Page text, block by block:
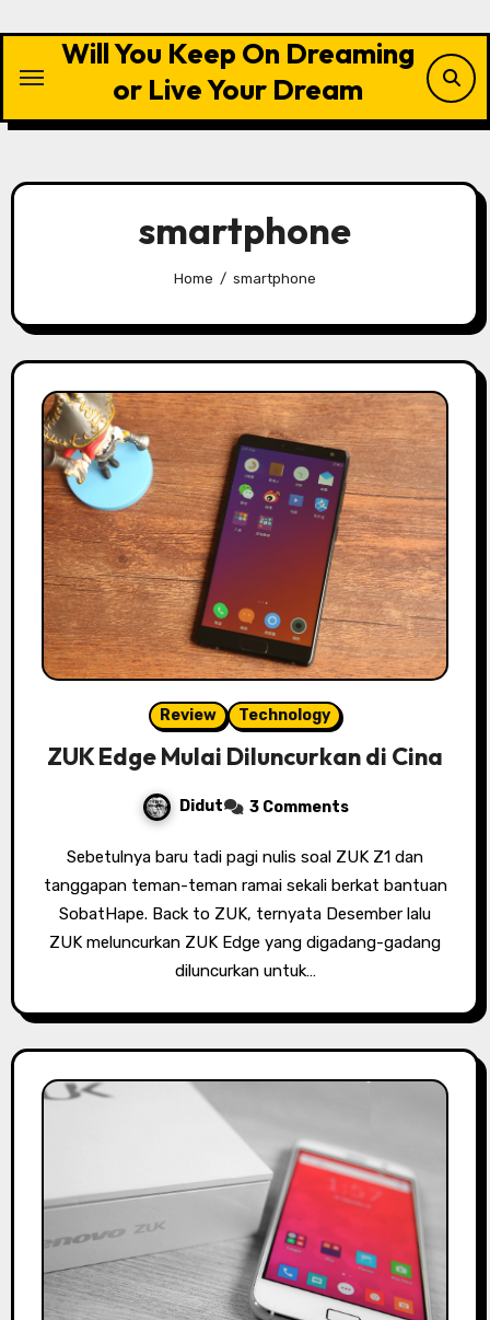
content
Will You Keep On Dreaming
or Live Your Dream
smartphone
Home smartphone
Review Technology
ZUK Edge Mulai Diluncurkan di Cina
Didut 3 Comments
Sebetulnya baru tadi pagi nulis soal ZUK Z1 dan
tanggapan teman-teman ramai sekali berkat bantuan
SobatHape. Back to ZUK, ternyata Desember lalu
ZUK meluncurkan ZUK Edge yang digadang-gadang
diluncurkan untuk…